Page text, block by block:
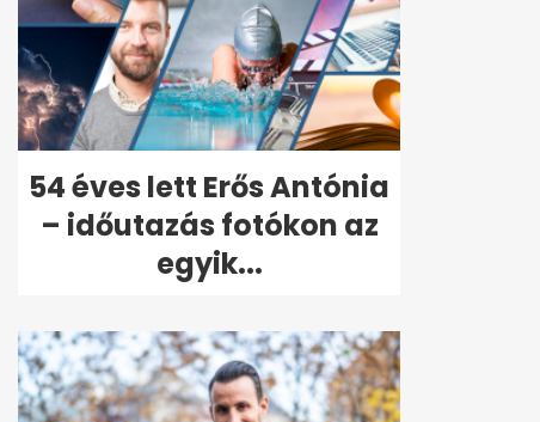
54 éves lett Erős Antónia
– időutazás fotókon az
egyik...